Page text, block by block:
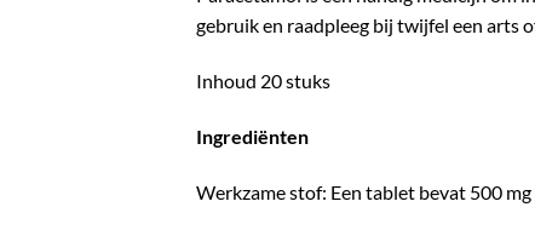
gebruik en raadpleeg bij twijfel een arts
Inhoud 20 stuks
Ingrediënten
Werkzame stof: Een tablet bevat 500